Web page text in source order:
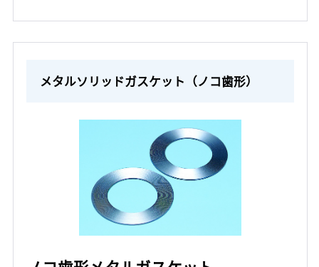
メタルソリッドガスケット（ノコ歯形）